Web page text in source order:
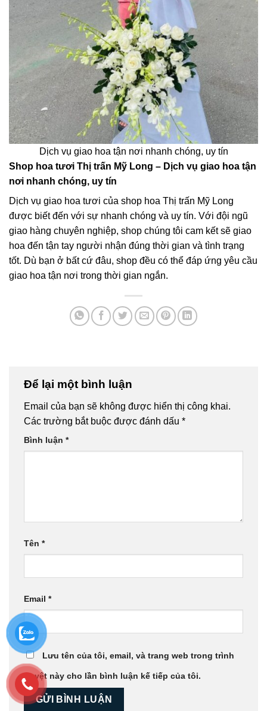
Dịch vụ giao hoa tận nơi nhanh chóng, uy tín
Shop hoa tươi Thị trấn Mỹ Long – Dịch vụ giao hoa tận
nơi nhanh chóng, uy tín
Dịch vụ giao hoa tươi của shop hoa Thị trấn Mỹ Long
được biết đến với sự nhanh chóng và uy tín. Với đội ngũ
giao hàng chuyên nghiệp, shop chúng tôi cam kết sẽ giao
hoa đến tận tay người nhận đúng thời gian và tình trạng
tốt. Dù bạn ở bất cứ đâu, shop đều có thể đáp ứng yêu cầu
giao hoa tận nơi trong thời gian ngắn.
Để lại một bình luận
Email của bạn sẽ không được hiển thị công khai.
Các trường bắt buộc được đánh dấu *
Bình luận *
Tên *
Email *
Lưu tên của tôi, email, và trang web trong trình
duyệt này cho lần bình luận kế tiếp của tôi.